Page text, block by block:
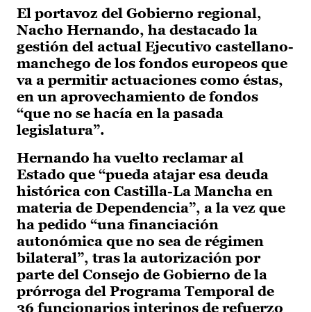
El portavoz del Gobierno regional,
Nacho Hernando, ha destacado la
gestión del actual Ejecutivo castellano-
manchego de los fondos europeos que
va a permitir actuaciones como éstas,
en un aprovechamiento de fondos
“que no se hacía en la pasada
legislatura”.
Hernando ha vuelto reclamar al
Estado que “pueda atajar esa deuda
histórica con Castilla-La Mancha en
materia de Dependencia”, a la vez que
ha pedido “una financiación
autonómica que no sea de régimen
bilateral”, tras la autorización por
parte del Consejo de Gobierno de la
prórroga del Programa Temporal de
36 funcionarios interinos de refuerzo